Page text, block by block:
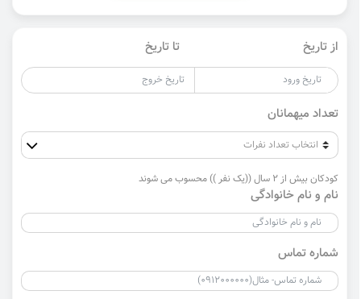
از تاریخ تا تاریخ
تعداد میهمانان
کودکان بیش از 2 سال ((یک نفر )) محسوب می شوند
نام و نام خانوادگی
شماره تماس